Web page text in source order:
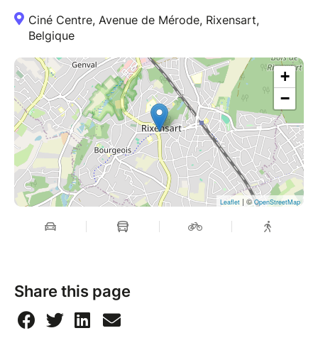
Ciné Centre, Avenue de Mérode, Rixensart,
Belgique
+
−
Leaflet | ©OpenStreetMap
Share this page